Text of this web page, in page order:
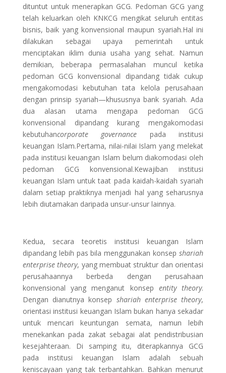
dituntut untuk menerapkan GCG. Pedoman GCG yang
telah keluarkan oleh KNKCG mengikat seluruh entitas
bisnis, baik yang konvensional maupun syariah.Hal ini
dilakukan sebagai upaya pemerintah untuk
menciptakan iklim dunia usaha yang sehat. Namun
demikian, beberapa permasalahan muncul ketika
pedoman GCG konvensional dipandang tidak cukup
mengakomodasi kebutuhan tata kelola perusahaan
dengan prinsip syariah—khususnya bank syariah. Ada
dua alasan utama mengapa pedoman GCG
konvensional dipandang kurang mengakomodasi
kebutuhancorporate governance pada institusi
keuangan Islam.Pertama, nilai-nilai Islam yang melekat
pada institusi keuangan Islam belum diakomodasi oleh
pedoman GCG konvensional.Kewajiban institusi
keuangan Islam untuk taat pada kaidah-kaidah syariah
dalam setiap praktiknya menjadi hal yang seharusnya
lebih diutamakan daripada unsur-unsur lainnya.
Kedua, secara teoretis institusi keuangan Islam
dipandang lebih pas bila menggunakan konsepshariah
enterprise theory, yang membuat struktur dan orientasi
perusahaannya berbeda dengan perusahaan
konvensional yang menganut konsep entity theory.
Dengan dianutnya konsep shariah enterprise theory,
orientasi institusi keuangan Islam bukan hanya sekadar
untuk mencari keuntungan semata, namun lebih
menekankan pada zakat sebagai alat pendistribusian
kesejahteraan. Di samping itu, diterapkannya GCG
pada institusi keuangan Islam adalah sebuah
keniscayaan yang tak terbantahkan. Bahkan menurut